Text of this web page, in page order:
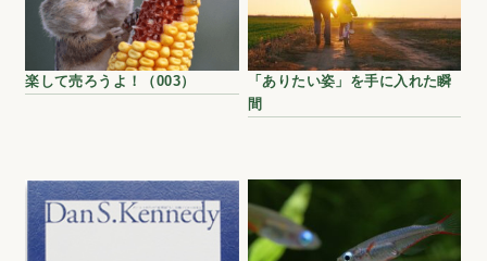
楽して売ろうよ！（003）
「ありたい姿」を手に入れた瞬
間